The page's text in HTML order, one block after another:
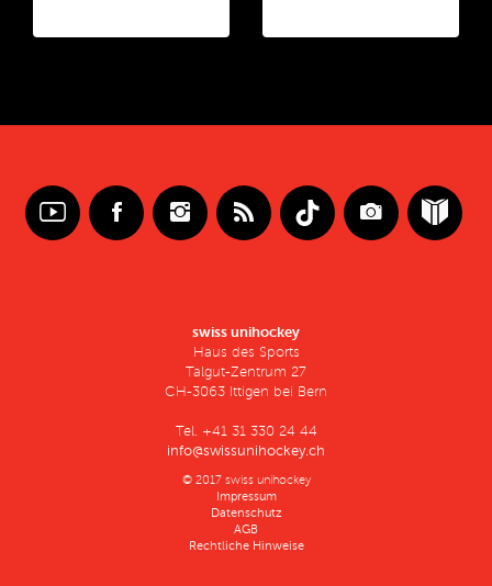
swiss unihockey
Haus des Sports
Talgut-Zentrum 27
CH-3063 Ittigen bei Bern
Tel. +41 31 330 24 44
info@swissunihockey.ch
© 2017 swiss unihockey
Impressum
Datenschutz
AGB
Rechtliche Hinweise